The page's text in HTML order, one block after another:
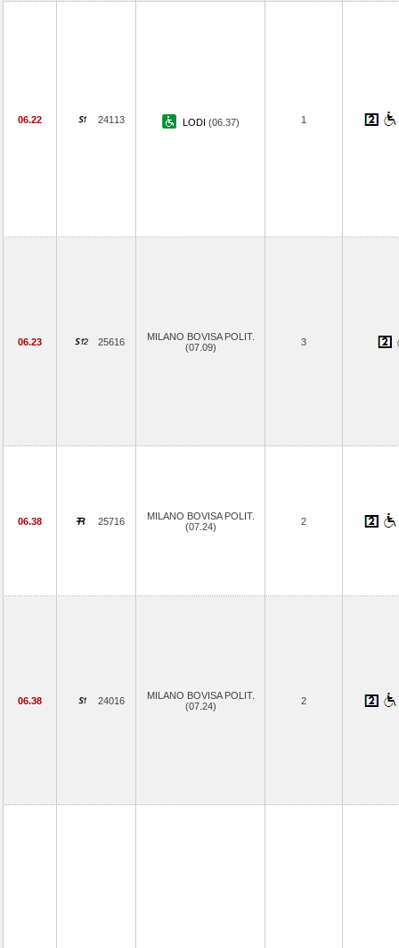
06.22 24113 LODI (06.37) 1
06.23 25616
MILANO BOVISA POLIT.
(07.09)
3
06.38 25716
MILANO BOVISA POLIT.
(07.24)
2
06.38 24016
MILANO BOVISA POLIT.
(07.24)
2